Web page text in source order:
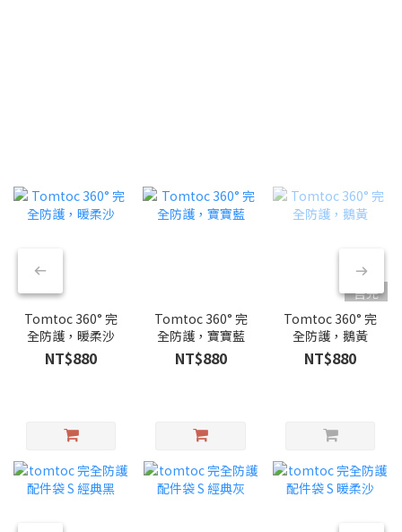
Tomtoc 360° 完
全防護，暖柔沙
NT$880
Tomtoc 360° 完
全防護，寶寶藍
NT$880
售完
Tomtoc 360° 完
全防護，鵝黃
NT$880